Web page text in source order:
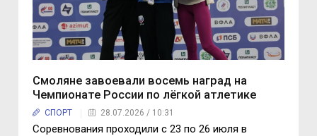
Смоляне завоевали восемь наград на
Чемпионате России по лёгкой атлетике
СПОРТ 28.07.2026 / 10:31
Соревнования проходили с 23 по 26 июля в